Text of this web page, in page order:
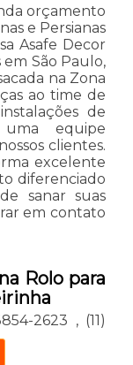
orçamento
e Persianas
Asafe Decor
em São Paulo,
na Zona
ao time de
de
equipe
clientes.
excelente
diferenciado
sanar suas
em contato
Rolo para
2623 , (11)